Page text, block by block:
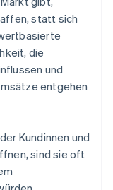
statt sich
die
und
entgehen
Kundinnen und
sind sie oft